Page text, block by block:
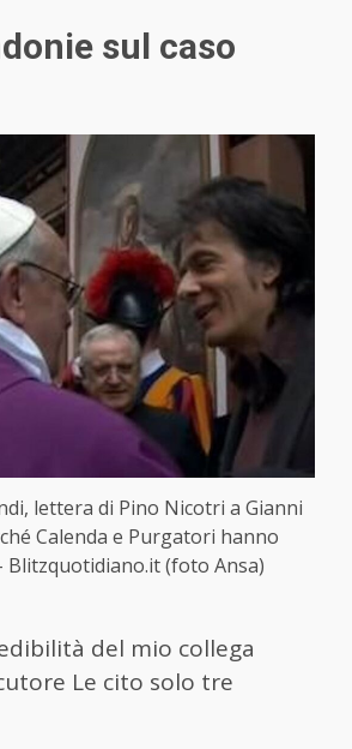
sul caso
lettera di Pino Nicotri a Gianni
Calenda e Purgatori hanno
Blitzquotidiano.it (foto Ansa)
del mio collega
Le cito solo tre